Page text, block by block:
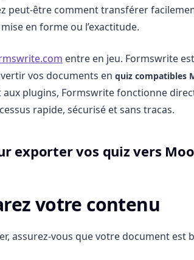
peut-être comment transférer
en forme ou l’exactitude.
entre en jeu. Formswrite
vos documents en quiz compatibles
plugins, Formswrite fonctionne
rapide, sécurisé et sans tracas.
exporter vos quiz vers
votre contenu
assurez-vous que votre document est